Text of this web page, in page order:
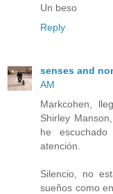
Un beso
Reply
senses and
AM
Markcohen,
Shirley
he
atención.
Silencio, no
sueños como en